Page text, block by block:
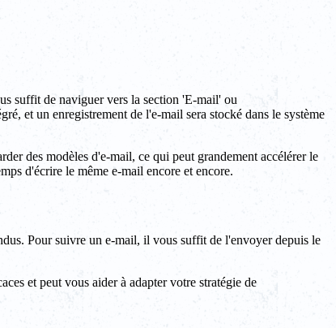
suffit de naviguer vers la section 'E-mail' ou
et un enregistrement de l'e-mail sera stocké dans le système
des modèles d'e-mail, ce qui peut grandement accélérer le
d'écrire le même e-mail encore et encore.
Pour suivre un e-mail, il vous suffit de l'envoyer depuis le
et peut vous aider à adapter votre stratégie de